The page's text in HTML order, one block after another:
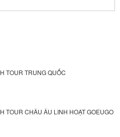
TOUR TRUNG QUỐC
TOUR CHÂU ÂU LINH HOẠT GOEUGO